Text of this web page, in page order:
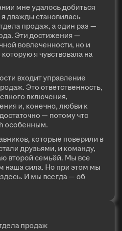
мне удалось добиться
дважды становилась
продаж, а один раз —
Эти достижения —
вовлеченности, но и
я чувствовала на
входит управление
Это ответственность,
включения,
и, конечно, любви к
— потому что
особенным.
которые поверили в
друзьями, и команду,
второй семьёй. Мы все
наша сила. Но при этом мы
И мы всегда — об
продаж